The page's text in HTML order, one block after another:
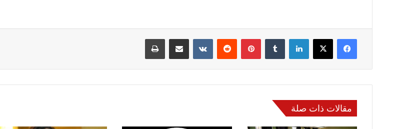
فيسبوك لينكدإن بينتيريست
مقالات ذات صلة